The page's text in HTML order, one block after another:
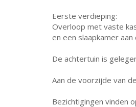
Eerste verdieping:
Overloop met vaste
en een slaapkamer
De achtertuin is
Aan de voorzijde van
Bezichtigingen vinden